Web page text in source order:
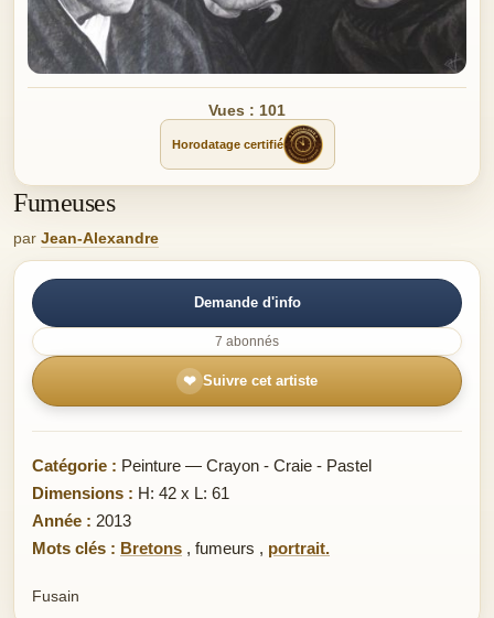
Vues : 101
Horodatage certifié
Fumeuses
par Jean-Alexandre
Demande d'info
7 abonnés
❤ Suivre cet artiste
Catégorie : Peinture — Crayon - Craie - Pastel
Dimensions : H: 42 x L: 61
Année : 2013
Mots clés : Bretons , fumeurs , portrait.
Fusain